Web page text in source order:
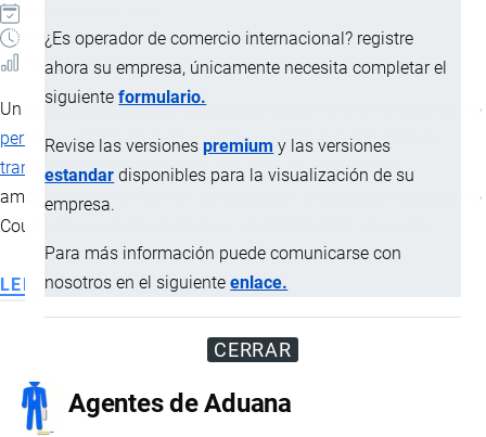
¿Es operador de comercio internacional? registre
ahora su empresa, únicamente necesita completar el
siguienteformulario.
Revise las versionespremium y las versiones
estandar disponibles para la visualización de su
empresa.
Para más información puede comunicarse con
nosotros en el siguienteenlace.
CERRAR
2 MINUTOS
32 VISTAS
Un operador de Courierestablecido legalmente en el país como
personajurídica privada o pública, presta sus servicios de
transporteinternacional por vía aérea de mercancías
amparadas en el régimen de excepción Mensajería Acelerada o
Courier bajo autorización de la
LEE MÁSSOBRE
OPERADORES
Agentes de Aduana